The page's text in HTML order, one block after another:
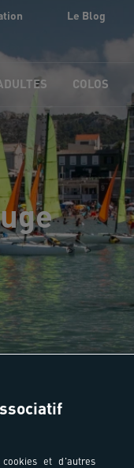
Le Blog
COLOS
et d'autres